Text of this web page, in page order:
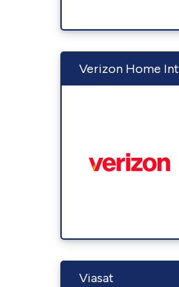
Verizon Home
Viasat